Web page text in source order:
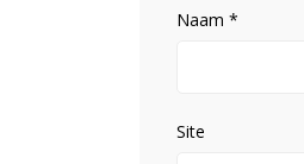
Naam *
Site